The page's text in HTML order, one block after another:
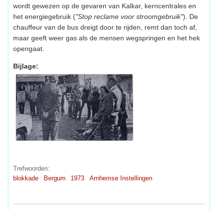
wordt gewezen op de gevaren van Kalkar, kerncentrales en
het energiegebruik ("Stop reclame voor stroomgebruik"). De
chauffeur van de bus dreigt door te rijden, remt dan toch af,
maar geeft weer gas als de mensen wegspringen en het hek
opengaat.
Bijlage:
Trefwoorden:
blokkade
Bergum 1973 Arnhemse Instellingen